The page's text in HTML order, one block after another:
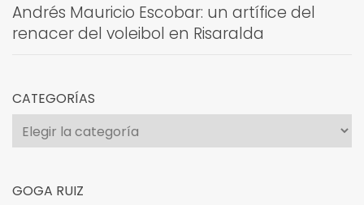
Andrés Mauricio Escobar: un artífice del
renacer del voleibol en Risaralda
CATEGORÍAS
Categorías
GOGA RUIZ